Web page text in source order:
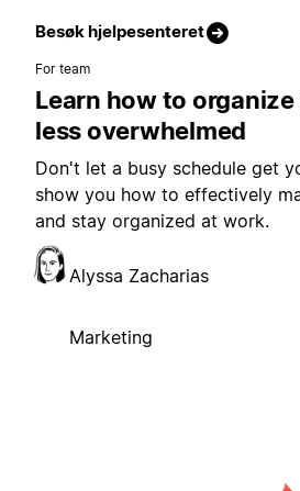
Besøk hjelpesenteret
For team
Learn how to
less overwhelmed
Don't let a busy schedule get
show you how to effectively
and stay organized at work.
Alyssa Zacharias
Marketing